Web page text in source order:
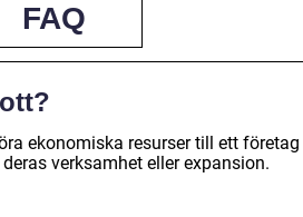
FAQ
ekonomiska resurser till ett företag
verksamhet eller expansion.